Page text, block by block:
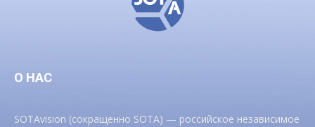
О НАС
SOTAvision (сокращенно SOTA) — российское независимое